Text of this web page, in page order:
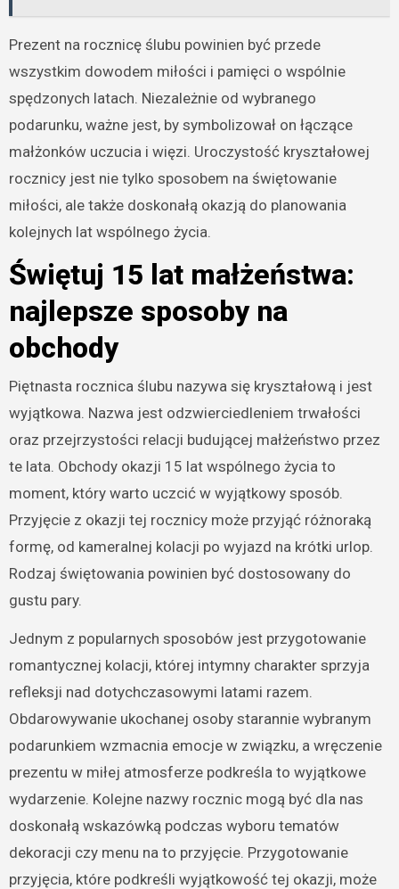
Prezent na rocznicę ślubu powinien być przede
wszystkim dowodem miłości i pamięci o wspólnie
spędzonych latach. Niezależnie od wybranego
podarunku, ważne jest, by symbolizował on łączące
małżonków uczucia i więzi. Uroczystość kryształowej
rocznicy jest nie tylko sposobem na świętowanie
miłości, ale także doskonałą okazją do planowania
kolejnych lat wspólnego życia.
Świętuj 15 lat małżeństwa:
najlepsze sposoby na
obchody
Piętnasta rocznica ślubu nazywa się kryształową i jest
wyjątkowa. Nazwa jest odzwierciedleniem trwałości
oraz przejrzystości relacji budującej małżeństwo przez
te lata. Obchody okazji 15 lat wspólnego życia to
moment, który warto uczcić w wyjątkowy sposób.
Przyjęcie z okazji tej rocznicy może przyjąć różnoraką
formę, od kameralnej kolacji po wyjazd na krótki urlop.
Rodzaj świętowania powinien być dostosowany do
gustu pary.
Jednym z popularnych sposobów jest przygotowanie
romantycznej kolacji, której intymny charakter sprzyja
refleksji nad dotychczasowymi latami razem.
Obdarowywanie ukochanej osoby starannie wybranym
podarunkiem wzmacnia emocje w związku, a wręczenie
prezentu w miłej atmosferze podkreśla to wyjątkowe
wydarzenie. Kolejne nazwy rocznic mogą być dla nas
doskonałą wskazówką podczas wyboru tematów
dekoracji czy menu na to przyjęcie. Przygotowanie
przyjęcia, które podkreśli wyjątkowość tej okazji, może